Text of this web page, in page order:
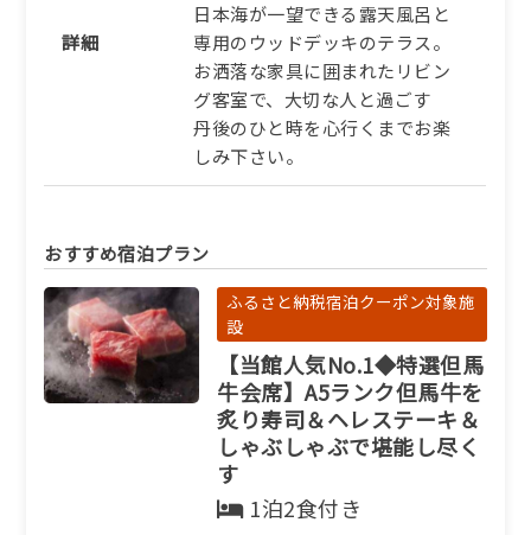
詳細
日本海が一望できる露天風呂と
専用のウッドデッキのテラス。
お洒落な家具に囲まれたリビン
グ客室で、大切な人と過ごす
丹後のひと時を心行くまでお楽
しみ下さい。
おすすめ宿泊プラン
ふるさと納税宿泊クーポン対象施
設
【当館人気No.1◆特選但馬
牛会席】A5ランク但馬牛を
炙り寿司＆ヘレステーキ＆
しゃぶしゃぶで堪能し尽く
す
1泊2食付き